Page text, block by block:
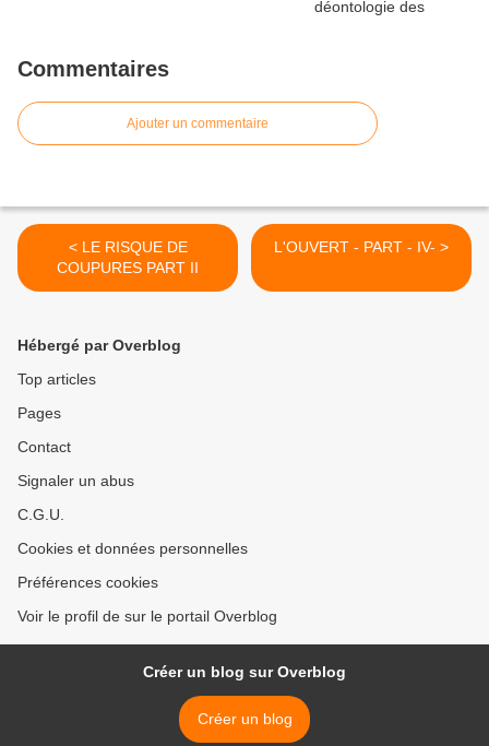
Commentaires
Ajouter un commentaire
< LE RISQUE DE
COUPURES PART II
L'OUVERT - PART - IV- >
Hébergé par Overblog
Top articles
Pages
Contact
Signaler un abus
C.G.U.
Cookies et données personnelles
Préférences cookies
Voir le profil de sur le portail Overblog
Créer un blog sur Overblog
Créer un blog